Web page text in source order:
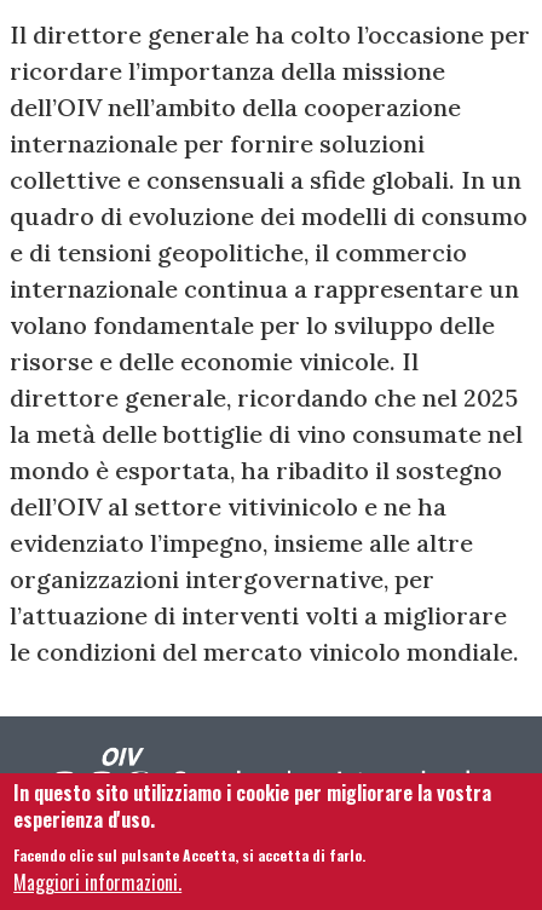
Il direttore generale ha colto l’occasione per
ricordare l’importanza della missione
dell’OIV nell’ambito della cooperazione
internazionale per fornire soluzioni
collettive e consensuali a sfide globali. In un
quadro di evoluzione dei modelli di consumo
e di tensioni geopolitiche, il commercio
internazionale continua a rappresentare un
volano fondamentale per lo sviluppo delle
risorse e delle economie vinicole. Il
direttore generale, ricordando che nel 2025
la metà delle bottiglie di vino consumate nel
mondo è esportata, ha ribadito il sostegno
dell’OIV al settore vitivinicolo e ne ha
evidenziato l’impegno, insieme alle altre
organizzazioni intergovernative, per
l’attuazione di interventi volti a migliorare
le condizioni del mercato vinicolo mondiale.
Footer menu
Contattaci Note legali
Mappa del sito
In questo sito utilizziamo i cookie per migliorare la vostra
esperienza d'uso.
Facendo clic sul pulsante Accetta, si accetta di farlo.
Maggiori informazioni.